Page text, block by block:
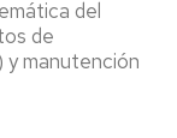
del
de
y manutención